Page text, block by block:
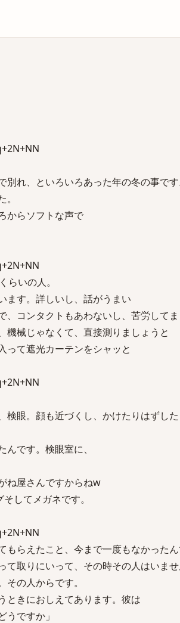
れ、といろいろあった年の冬の事です
からソフトな声で
いの人。
ます。詳しいし、話がうまい
コンタクトもあわないし、苦労してま
機械じゃなくて、直接測りましょうと
って遮光カーテンをシャッと
眼。顔も近づくし、かけたりはずし
です。検眼室に、
ね屋さんですからねw
してメガネです。
らえたこと、今まで一度もなかったん
取りにいって、その時その人はいませ
の人からです。
ときにおしえてあります。彼は
うですか」